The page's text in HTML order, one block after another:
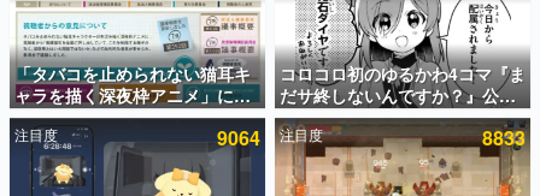
ゲームの企画書
名作ゲームクリエイターの方々に製作時のエピソードをお
聞きし、ヒットする企画（ゲーム）とは何か？を探ってい
きます。
赫本
この物語を解いてはいけない。『赫本』は、〈試験問題〉
の形をした短編ホラー小説集です。
「タバコを止められない猫耳キ
ャラを描く深夜枠アニメ」に視
聴者の一部から批判意見。違法
薬物の使用と思わしき描写も含
めて、BPOが議論を交わす
コロコロ初のゆるかわ4コマ『ま
だサ終しないんですか？』公開
スタート。主人公は新入社員の
侘石ダイヤ、ゲーム会社を舞台
にトラブルへ対応する社員たち
を描く
注目度 9064 注目度 8833